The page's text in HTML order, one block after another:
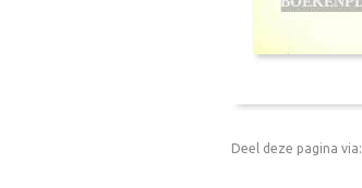
Deel deze pagina via: